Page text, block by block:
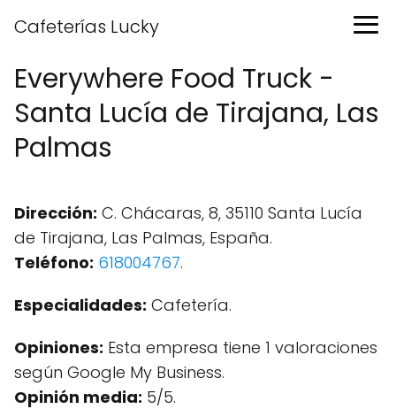
Cafeterías Lucky
Everywhere Food Truck -
Santa Lucía de Tirajana, Las
Palmas
Dirección: C. Chácaras, 8, 35110 Santa Lucía
de Tirajana, Las Palmas, España.
Teléfono: 618004767.
Especialidades: Cafetería.
Opiniones: Esta empresa tiene 1 valoraciones
según Google My Business.
Opinión media: 5/5.